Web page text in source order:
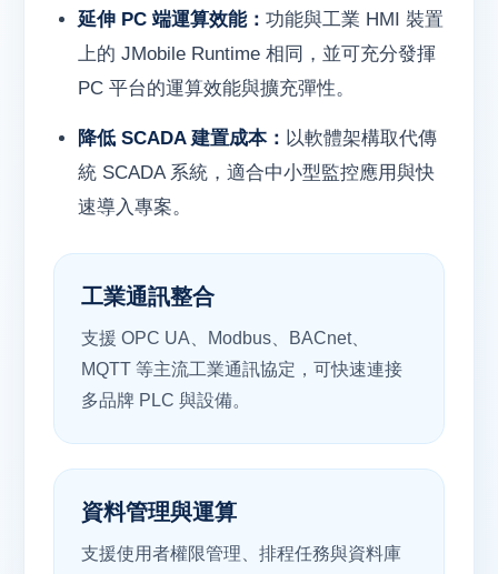
延伸 PC 端運算效能：功能與工業 HMI 裝置
上的 JMobile Runtime 相同，並可充分發揮
PC 平台的運算效能與擴充彈性。
降低 SCADA 建置成本： 以軟體架構取代傳
統 SCADA 系統，適合中小型監控應用與快
速導入專案。
工業通訊整合
支援 OPC UA、Modbus、BACnet、
MQTT 等主流工業通訊協定，可快速連接
多品牌 PLC 與設備。
資料管理與運算
支援使用者權限管理、排程任務與資料庫